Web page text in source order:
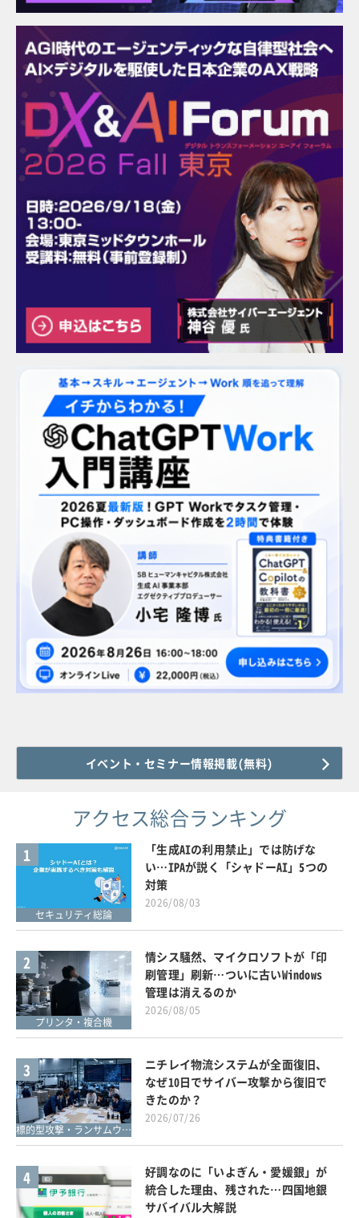
イベント・セミナー情報掲載(無料)
アクセス総合ランキング
1
セキュリティ総論
「生成AIの利用禁止」では防げな
い…IPAが説く「シャドーAI」5つの
対策
2026/08/03
2
プリンタ・複合機
情シス騒然、マイクロソフトが「印
刷管理」刷新…ついに古いWindows
管理は消えるのか
2026/08/05
3
標的型攻撃・ランサムウェア対策
ニチレイ物流システムが全面復旧、
なぜ10日でサイバー攻撃から復旧で
きたのか？
2026/07/26
4
好調なのに「いよぎん・愛媛銀」が
統合した理由、残された…四国地銀
サバイバル大解説